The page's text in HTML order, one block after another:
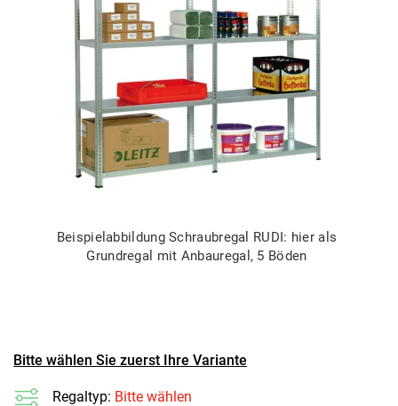
Beispielabbildung Schraubregal RUDI: hier als
Grundregal mit Anbauregal, 5 Böden
Bitte wählen Sie zuerst Ihre Variante
Regaltyp: Bitte wählen